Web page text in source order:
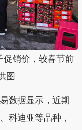
促销价 ，较春节前
图
据显示， 近期
科迪亚等品种，